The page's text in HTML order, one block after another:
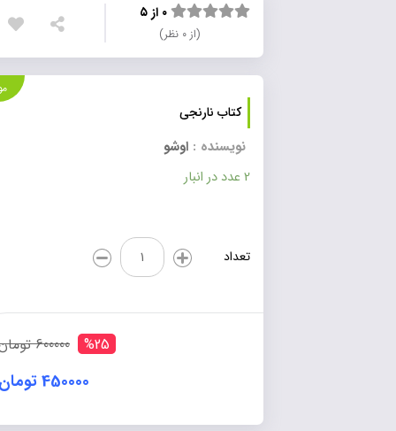
۰ از ۵
کتاب نارنجی
موجود
نویسنده :اوشو
کتاب
نارنجی
600000 تومان
450000 تومان